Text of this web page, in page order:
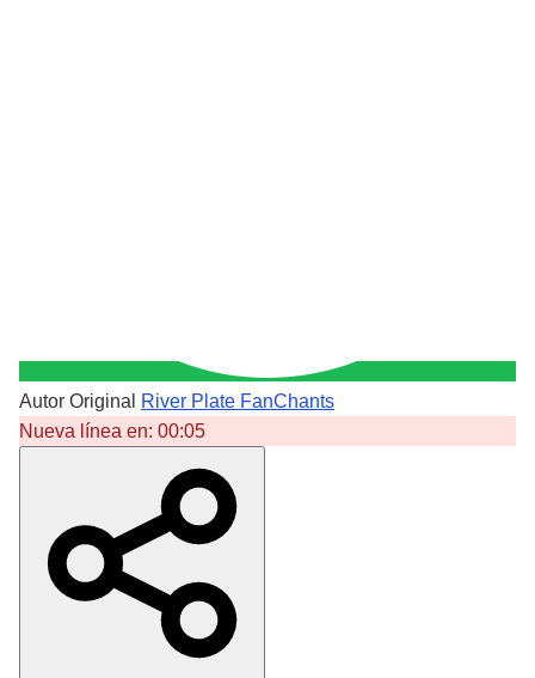
Autor Original
River Plate FanChants
Nueva línea en: 00:05